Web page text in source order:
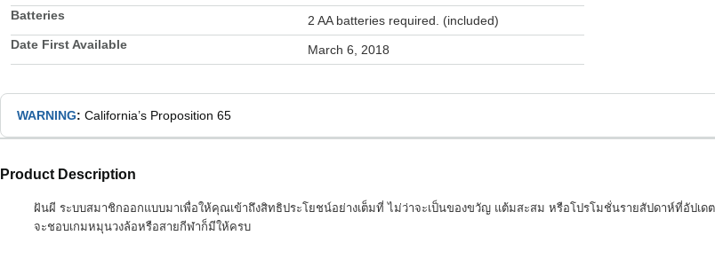
Batteries
2 AA batteries required. (included)
Date First Available
March 6, 2018
WARNING: California’s Proposition 65
Product Description
ฝันผี ระบบสมาชิกออกแบบมาเพื่อให้คุณเข้าถึงสิทธิประโยชน์อย่างเต็มที่ ไม่ว่าจะเป็นของขวัญ แต้มสะสม หรือโปรโมชั่นรายสัปดาห์ที่อัปเ
จะชอบเกมหมุนวงล้อหรือสายกีฬาก็มีให้ครบ